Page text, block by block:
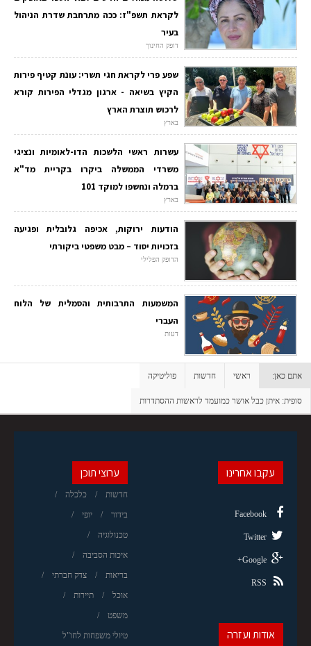
לקראת תשפ"ז: ככה מתרחבת שדרת הניהול
בעיר
דופק החינוך
שפע פרי לקראת חגי תשרי: עונת קטיף פירות
הקיץ בשיאה - ארגון מגדלי הפירות קורא
לרכוש תוצרת הארץ
בארץ
עשרות ראשי הלשכות הדו-לאומיות ונציגי
משרדי הממשלה ביקרו בקריית מד"א
ברמלה ונחשפו למוקד 101
בארץ
הודעות ירוקות, אכיפה גלובלית ופגיעה
בזכויות יסוד – מבט משפטי ביקורתי
הדופק הפלילי
המשמעות התרבותית והסמלית של הלוח
העברי
דעות
אתם כאן: ראשי חדשות פוליטיקה
סופית: איתן כבל אושר כמועמד לראשות ההסתדרות
ערוצי תוכן
חדשות כלכלה
בידור יופי
טכנולוגיה
איכות הסביבה
בריאות צדק חברתי
אוכל תיירות
משפט
טיולי משפחות לחו"ל
עקבו אחרינו
Facebook
Twitter
Google+
RSS
אודות ועזרה